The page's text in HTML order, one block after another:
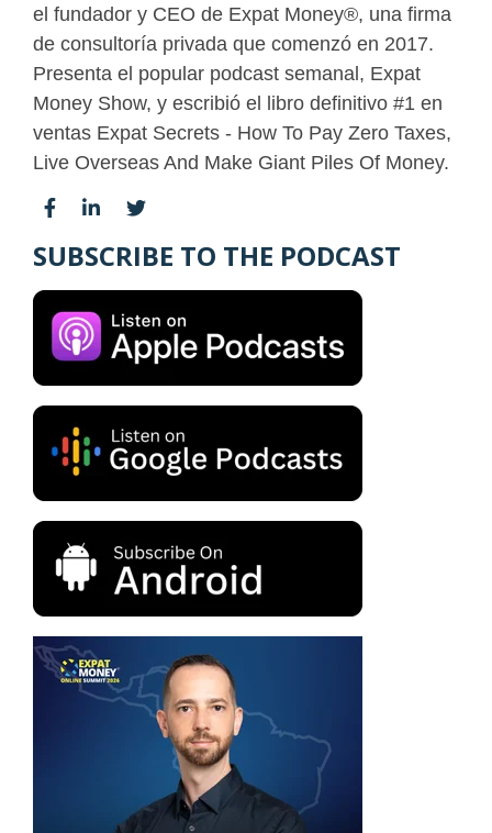
el fundador y CEO de Expat Money®, una firma
de consultoría privada que comenzó en 2017.
Presenta el popular podcast semanal, Expat
Money Show, y escribió el libro definitivo #1 en
ventas Expat Secrets - How To Pay Zero Taxes,
Live Overseas And Make Giant Piles Of Money.
SUBSCRIBE TO THE PODCAST